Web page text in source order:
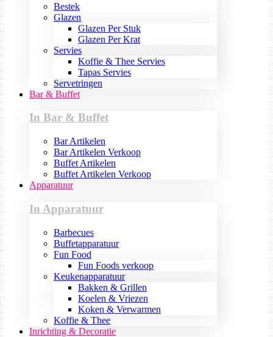
Bestek
Glazen
Glazen Per Stuk
Glazen Per Krat
Servies
Koffie & Thee Servies
Tapas Servies
Servetringen
Bar & Buffet
In Bar & Buffet
Bar Artikelen
Bar Artikelen Verkoop
Buffet Artikelen
Buffet Artikelen Verkoop
Apparatuur
In Apparatuur
Barbecues
Buffetapparatuur
Fun Food
Fun Foods verkoop
Keukenapparatuur
Bakken & Grillen
Koelen & Vriezen
Koken & Verwarmen
Koffie & Thee
Inrichting & Decoratie